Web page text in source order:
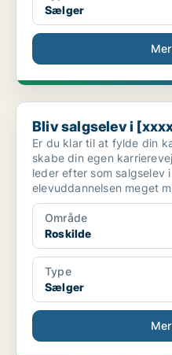
Sælger
Bliv salgselev i [xxxxx]
Bliv salgselev i
Er du klar til at fylde din
skabe din egen
leder efter som salgselev
elevuddannelsen meget
Område
Roskilde
Type
Sælger